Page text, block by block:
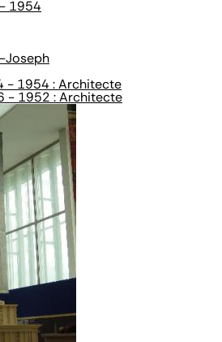
1954
Joseph
- 1954 : Architecte
- 1952 : Architecte